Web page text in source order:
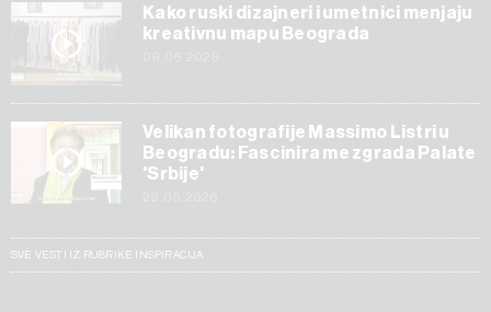
Kako ruski dizajneri i umetnici menjaju
kreativnu mapu Beograda
Velikan fotografije Massimo Listri u
Beogradu: Fascinira me zgrada Palate
'Srbije'
SVE VESTI IZ RUBRIKE INSPIRACIJA